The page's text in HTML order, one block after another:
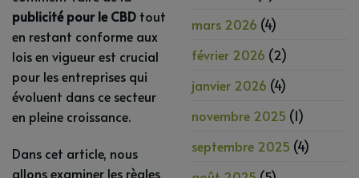
publicité pour le CBD tout
en restant conforme aux
lois en vigueur est crucial
pour les entreprises qui
évoluent dans ce secteur
en pleine croissance.
Dans cet article, nous
allons examiner les règles
mars 2026 (4)
février 2026 (2)
janvier 2026 (4)
novembre 2025 (1)
septembre 2025 (4)